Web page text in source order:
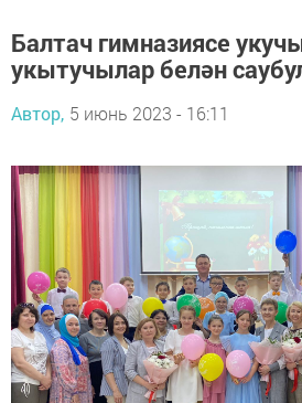
Балтач гимназиясе
укытучылар белән
Автор, 5 июнь 2023 - 16:11